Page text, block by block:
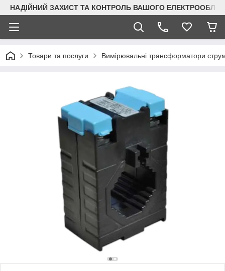
НАДІЙНИЙ ЗАХИСТ ТА КОНТРОЛЬ ВАШОГО
Товари та послуги Вимірювальні трансформатори